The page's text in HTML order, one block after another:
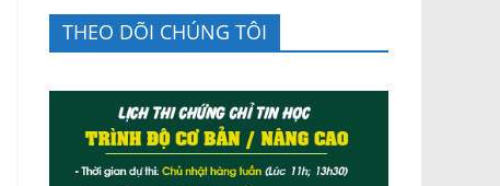
THEO DÕI CHÚNG TÔI